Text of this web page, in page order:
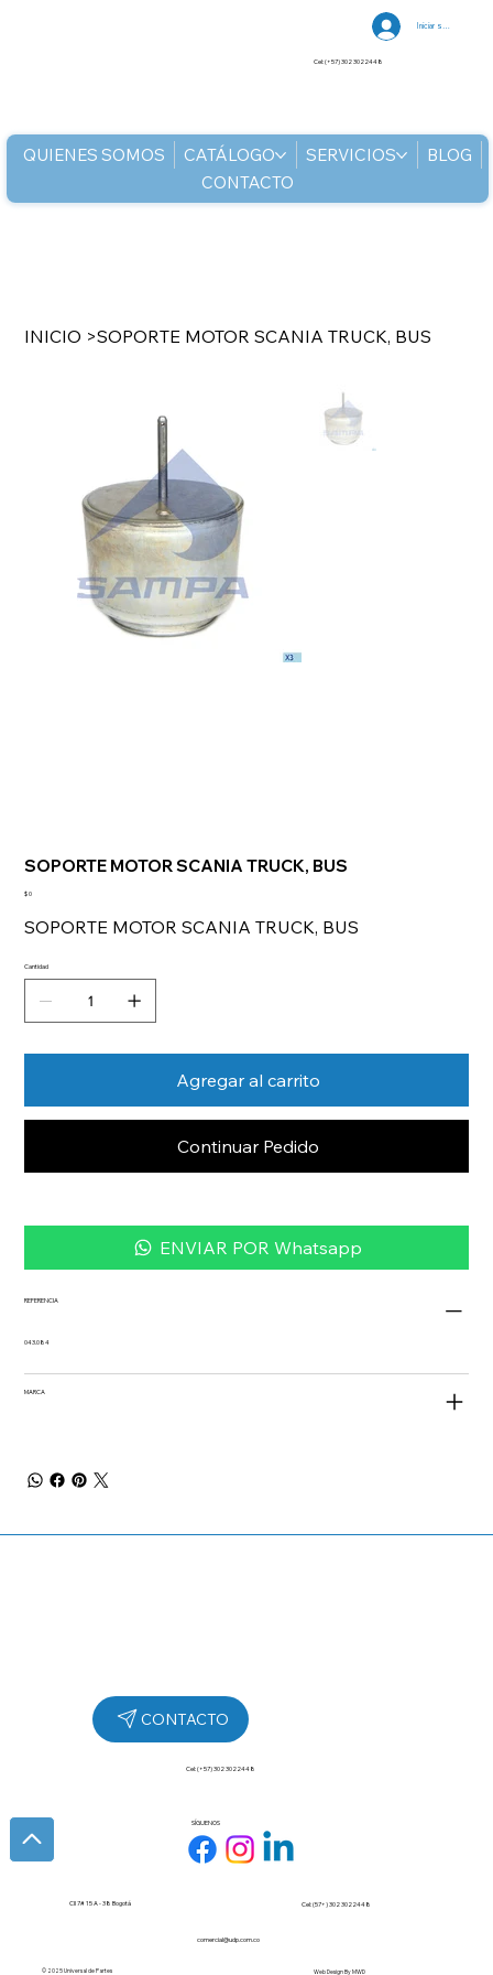
QUIENES SOMOS CATÁLOGO SERVICIOS
BLOG
CONTACTO
Iniciar sesión
Cel: (+57) 302 3022448
INICIO >SOPORTE MOTOR SCANIA TRUCK, BUS
SOPORTE MOTOR SCANIA TRUCK, BUS
Precio
$ 0
SOPORTE MOTOR SCANIA TRUCK, BUS
Cantidad
Agregar al carrito
Continuar Pedido
ENVIAR POR Whatsapp
REFERENCIA
043.084
MARCA
SÍGUENOS
Cel: (+57) 302 3022448
Cll 7# 15 A - 38 Bogotá Cel: (57+) 302 3022448
© 2025 Universal de Partes Web Design ByMWD
comercial@udp.com.co